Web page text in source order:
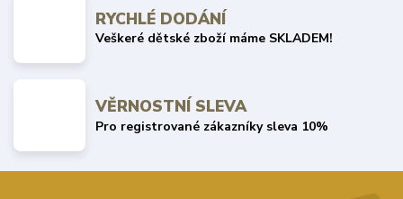
RYCHLÉ DODÁNÍ
Veškeré dětské zboží máme SKLADEM!
VĚRNOSTNÍ SLEVA
Pro registrované zákazníky sleva 10%